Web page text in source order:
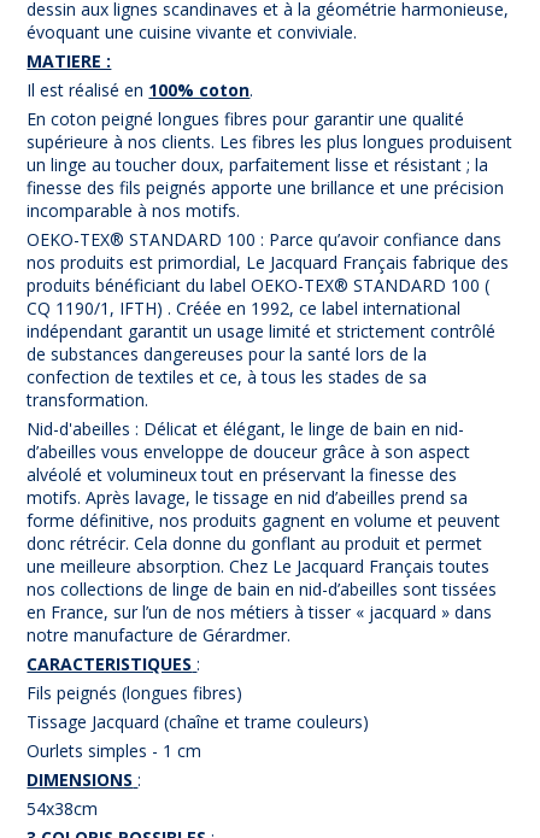
dessin aux lignes scandinaves et à la géométrie harmonieuse,
évoquant une cuisine vivante et conviviale.
MATIERE :
Il est réalisé en 100% coton.
En coton peigné longues fibres pour garantir une qualité
supérieure à nos clients. Les fibres les plus longues produisent
un linge au toucher doux, parfaitement lisse et résistant ; la
finesse des fils peignés apporte une brillance et une précision
incomparable à nos motifs.
OEKO-TEX® STANDARD 100 : Parce qu’avoir confiance dans
nos produits est primordial, Le Jacquard Français fabrique des
produits bénéficiant du label OEKO-TEX® STANDARD 100 (
CQ 1190/1, IFTH) . Créée en 1992, ce label international
indépendant garantit un usage limité et strictement contrôlé
de substances dangereuses pour la santé lors de la
confection de textiles et ce, à tous les stades de sa
transformation.
Nid-d'abeilles : Délicat et élégant, le linge de bain en nid-
d’abeilles vous enveloppe de douceur grâce à son aspect
alvéolé et volumineux tout en préservant la finesse des
motifs. Après lavage, le tissage en nid d’abeilles prend sa
forme définitive, nos produits gagnent en volume et peuvent
donc rétrécir. Cela donne du gonflant au produit et permet
une meilleure absorption. Chez Le Jacquard Français toutes
nos collections de linge de bain en nid-d’abeilles sont tissées
en France, sur l’un de nos métiers à tisser « jacquard » dans
notre manufacture de Gérardmer.
CARACTERISTIQUES :
Fils peignés (longues fibres)
Tissage Jacquard (chaîne et trame couleurs)
Ourlets simples - 1 cm
DIMENSIONS :
54x38cm